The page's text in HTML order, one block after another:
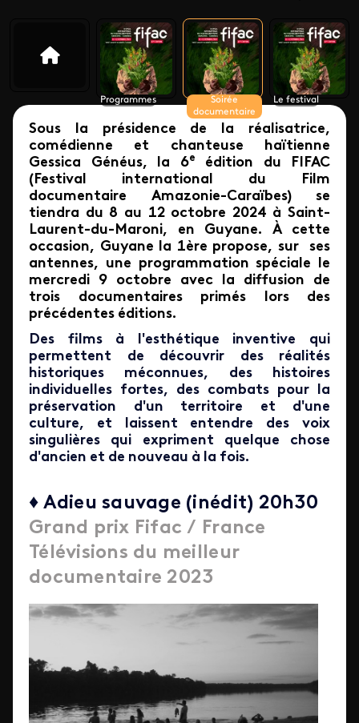
Programmes
Soirée
documentaire
Le festival
Sous la présidence de la réalisatrice,
comédienne et chanteuse haïtienne
Gessica Généus, la 6e
édition du FIFAC
(Festival international du Film
documentaire Amazonie-Caraïbes) se
tiendra du 8 au 12 octobre 2024 à Saint-
Laurent-du-Maroni, en Guyane. À cette
occasion, Guyane la 1ère propose, sur ses
antennes, une programmation spéciale le
mercredi 9 octobre avec la diffusion de
trois documentaires primés lors des
précédentes éditions.
Des films à l'esthétique inventive qui
permettent de découvrir des réalités
historiques méconnues, des histoires
individuelles fortes, des combats pour la
préservation d'un territoire et d'une
culture, et laissent entendre des voix
singulières qui expriment quelque chose
d'ancien et de nouveau à la fois.
♦ Adieu sauvage (inédit) 20h30
Grand prix Fifac / France
Télévisions du meilleur
documentaire 2023